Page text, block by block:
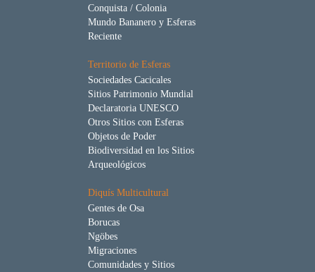
Conquista / Colonia
Mundo Bananero y Esferas
Reciente
Territorio de Esferas
Sociedades Cacicales
Sitios Patrimonio Mundial
Declaratoria UNESCO
Otros Sitios con Esferas
Objetos de Poder
Biodiversidad en los Sitios
Arqueológicos
Diquís Multicultural
Gentes de Osa
Borucas
Ngöbes
Migraciones
Comunidades y Sitios